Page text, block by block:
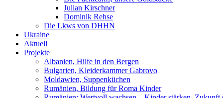
Julian Kirschner
Dominik Rehse
Die Lkws von DHHN
Ukraine
Aktuell
Projekte
Albanien, Hilfe in den Bergen
Bulgarien, Kleiderkammer Gabrovo
Moldawien, Suppenküchen
Rumänien, Bildung für Roma Kinder